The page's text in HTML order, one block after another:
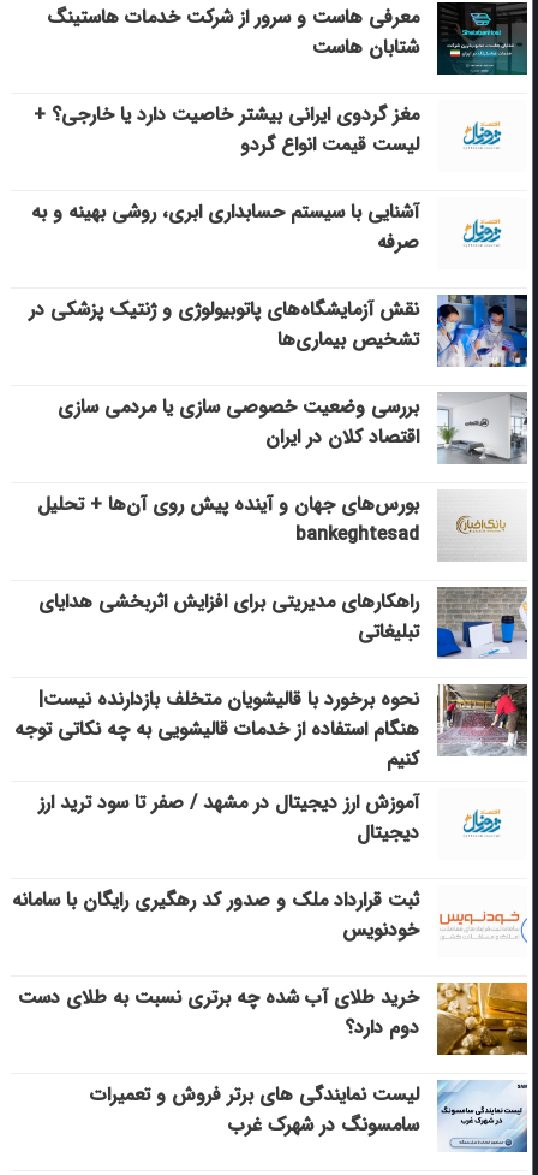
معرفی هاست و سرور از شرکت خدمات هاستینگ
شتابان هاست
مغز گردوی ایرانی بیشتر خاصیت دارد یا خارجی؟ +
لیست قیمت انواع گردو
آشنایی با سیستم حسابداری ابری، روشی بهینه و به
صرفه
نقش آزمایشگاه‌های پاتوبیولوژی و ژنتیک پزشکی در
تشخیص بیماری‌ها
بررسی وضعیت خصوصی سازی یا مردمی سازی
اقتصاد کلان در ایران
بورس‌های جهان و آینده پیش روی آن‌ها + تحلیل
bankeghtesad
راهکارهای مدیریتی برای افزایش اثربخشی هدایای
تبلیغاتی
نحوه برخورد با قالیشویان متخلف بازدارنده نیست|
هنگام استفاده از خدمات قالیشویی به چه نکاتی توجه
کنیم
آموزش ارز دیجیتال در مشهد / صفر تا سود ترید ارز
دیجیتال
ثبت قرارداد ملک و صدور کد رهگیری رایگان با سامانه
خودنویس
خرید طلای آب شده چه برتری نسبت به طلای دست
دوم دارد؟
لیست نمایندگی های برتر فروش و تعمیرات
سامسونگ در شهرک غرب